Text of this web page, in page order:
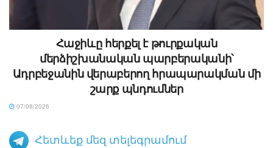
Հաջիևը հերքել է թուրքական
մերձիշխանական պարբերականի՝
Ադրբեջանին վերաբերող հրապարակման մի
շարք պնդումներ
07/08/2026
Հետևեք մեզ տելեգրամում